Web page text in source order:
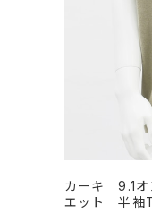
カーキ 9.1
エット 半袖